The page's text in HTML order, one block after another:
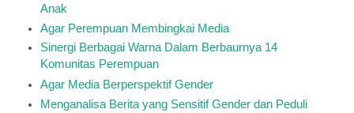
Anak
Agar Perempuan Membingkai Media
Sinergi Berbagai Warna Dalam Berbaurnya 14
Komunitas Perempuan
Agar Media Berperspektif Gender
Menganalisa Berita yang Sensitif Gender dan Peduli